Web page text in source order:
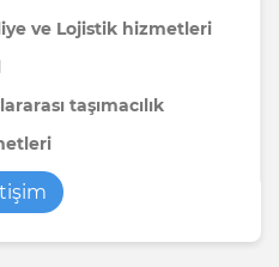
ve Lojistik hizmetleri
taşımacılık